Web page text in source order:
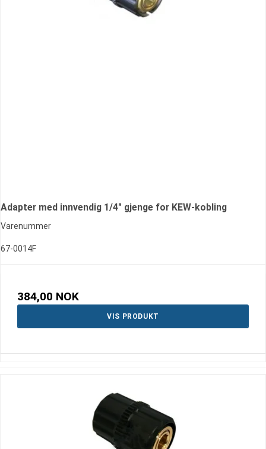
Adapter med innvendig 1/4" gjenge for KEW-kobling
Varenummer
67-0014F
384,00 NOK
VIS PRODUKT